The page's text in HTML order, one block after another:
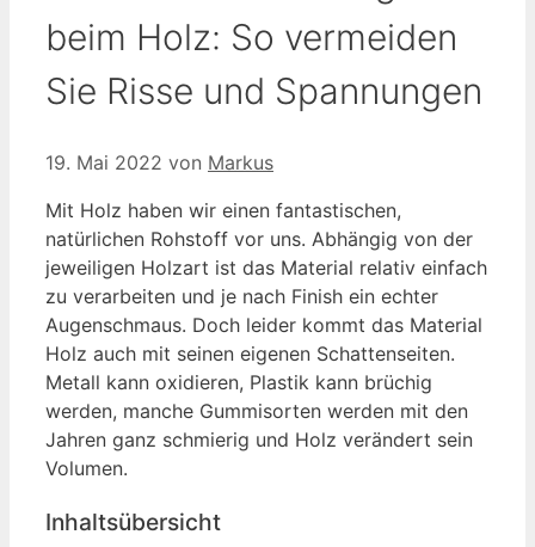
beim Holz: So vermeiden
Sie Risse und Spannungen
19. Mai 2022 von Markus
Mit Holz haben wir einen fantastischen,
natürlichen Rohstoff vor uns. Abhängig von der
jeweiligen Holzart ist das Material relativ einfach
zu verarbeiten und je nach Finish ein echter
Augenschmaus. Doch leider kommt das Material
Holz auch mit seinen eigenen Schattenseiten.
Metall kann oxidieren, Plastik kann brüchig
werden, manche Gummisorten werden mit den
Jahren ganz schmierig und Holz verändert sein
Volumen.
Inhaltsübersicht